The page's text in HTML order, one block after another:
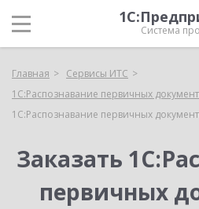
Система
Главная
Сервисы ИТС
1С:Распознавание первичных
1С:Распознавание первичных
Заказать
первичных